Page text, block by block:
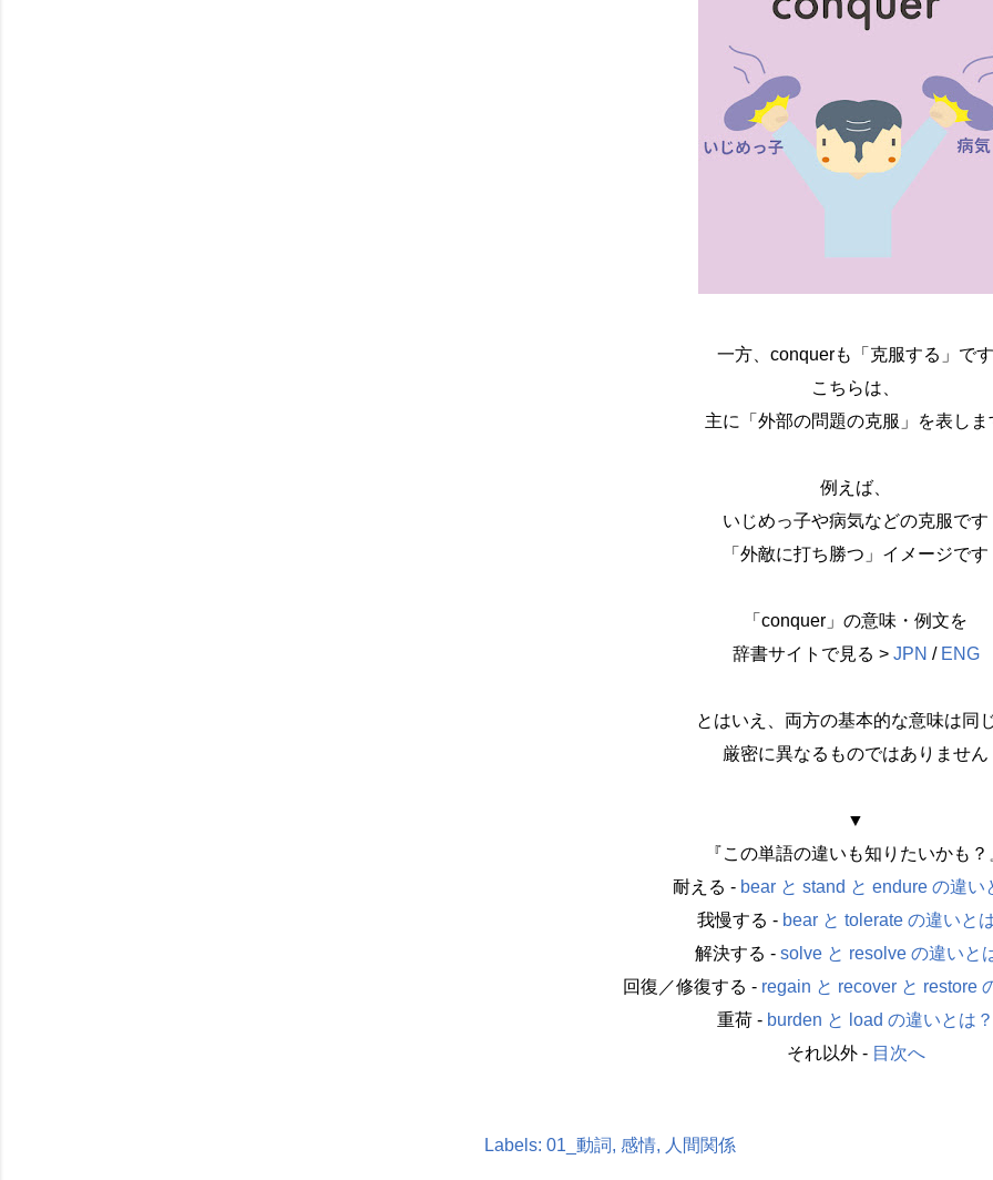
一方、conquerも「克服する」です
こちらは、
主に「外部の問題の克服」を表しま
例えば、
いじめっ子や病気などの克服です
「外敵に打ち勝つ」イメージです
「conquer」の意味・例文を
辞書サイトで見る > JPN / ENG
とはいえ、両方の基本的な意味は同
厳密に異なるものではありません
▼
『この単語の違いも知りたいかも？
耐える - bear と stand と endure の違い
我慢する - bear と tolerate の違いと
解決する - solve と resolve の違いと
回復／修復する - regain と recover と restore
重荷 - burden と load の違いとは？
それ以外 - 目次へ
Labels: 01_動詞 感情 人間関係